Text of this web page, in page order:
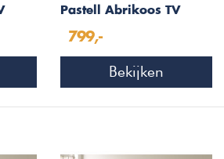
Pastell Abrikoos TV
799,-
Bekijken